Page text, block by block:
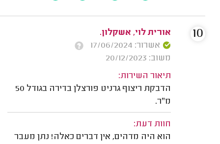
אורית לוי, אשקלון.
אשרור: 17/06/2024
משוב: 20/12/2023
תיאור השירות:
הדבקת ריצוף גרניט פורצלן בדירה בגודל 50
מ"ר.
חוות דעת:
הוא היה מדהים, אין דברים כאלה! נתן מעבר
10